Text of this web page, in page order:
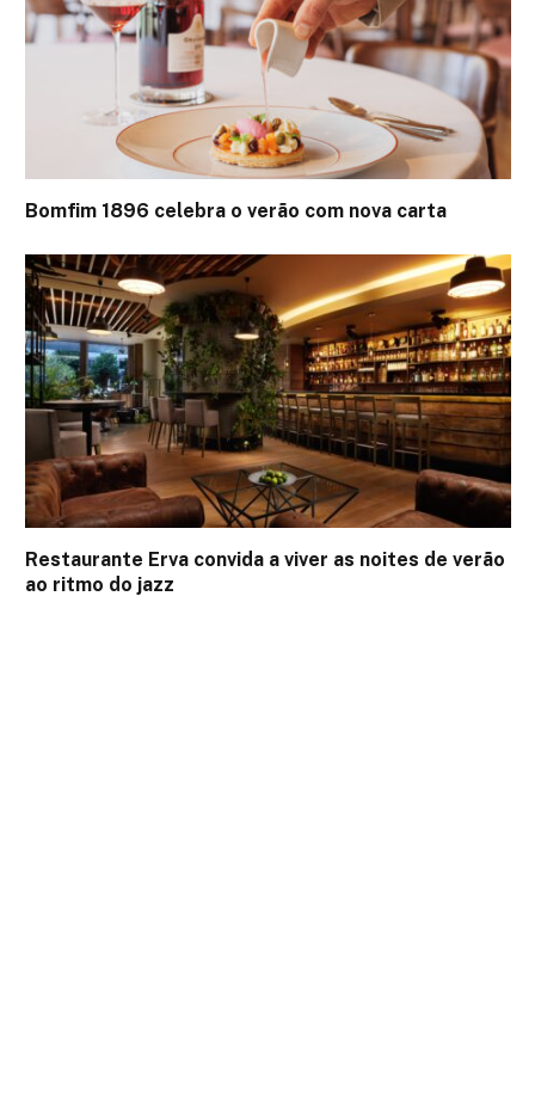
Bomfim 1896 celebra o verão com nova carta
Restaurante Erva convida a viver as noites de verão
ao ritmo do jazz